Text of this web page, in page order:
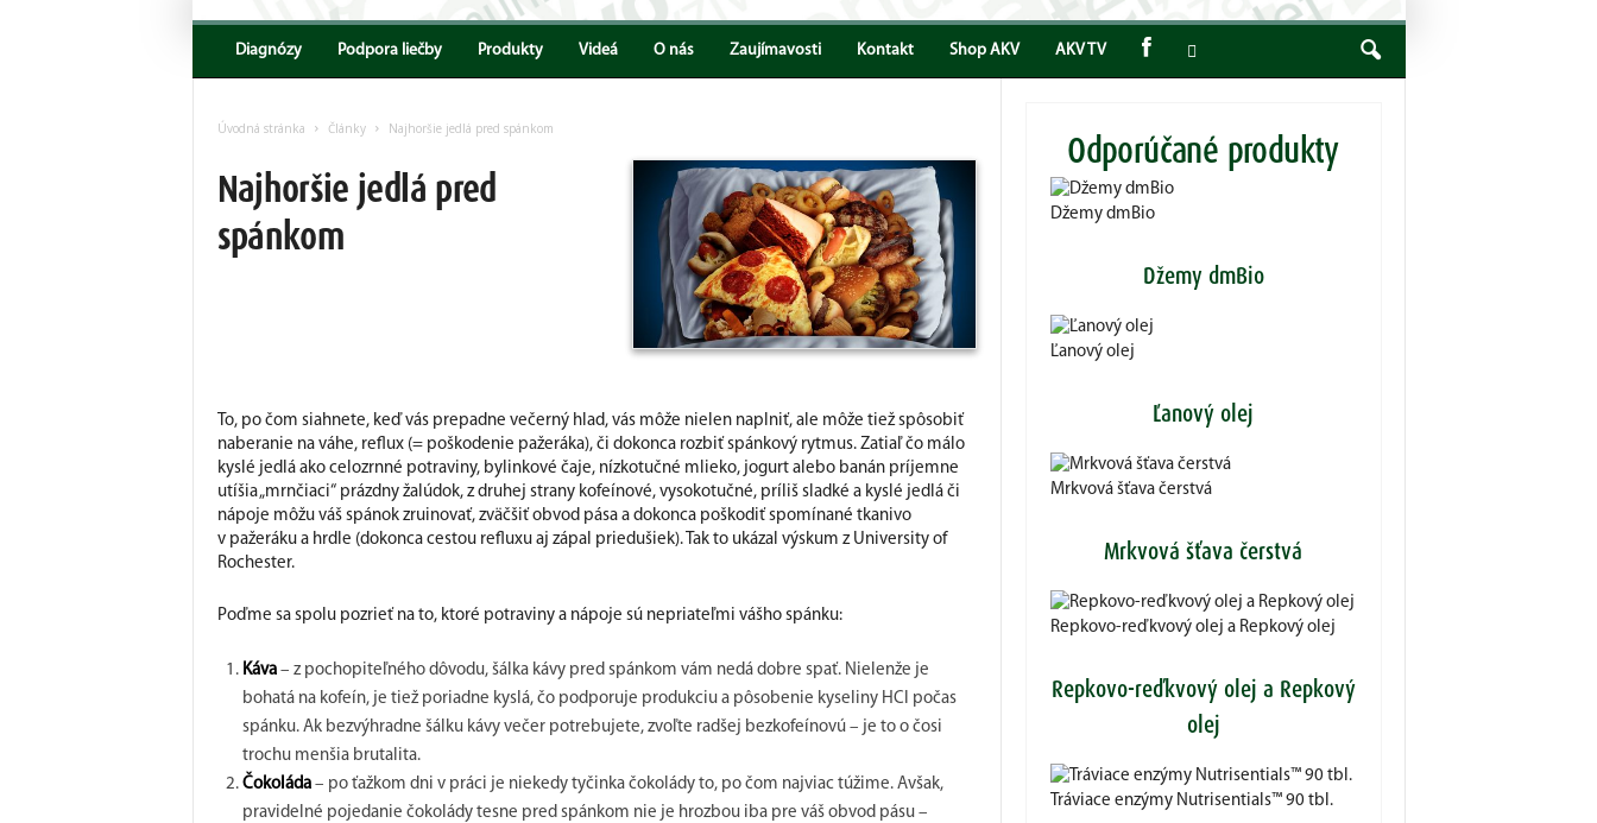
Encyklopedia
Diagnózy Podpora liečby Produkty Videá O nás Zaujímavosti Kontakt Shop AKV AKV TV
Úvodná stránka Články Najhoršie jedlá pred spánkom
Najhoršie jedlá pred
spánkom
To, po čom siahnete, keď vás prepadne večerný hlad, vás môže nielen naplniť, ale môže tiež spôsobiť
naberanie na váhe, reflux (= poškodenie pažeráka), či dokonca rozbiť spánkový rytmus. Zatiaľ čo málo
kyslé jedlá ako celozrnné potraviny, bylinkové čaje, nízkotučné mlieko, jogurt alebo banán príjemne
utíšia „mrnčiaci“ prázdny žalúdok, z druhej strany kofeínové, vysokotučné, príliš sladké a kyslé jedlá či
nápoje môžu váš spánok zruinovať, zväčšiť obvod pása a dokonca poškodiť spomínané tkanivo
v pažeráku a hrdle (dokonca cestou refluxu aj zápal priedušiek). Tak to ukázal výskum z University of
Rochester.
Poďme sa spolu pozrieť na to, ktoré potraviny a nápoje sú nepriateľmi vášho spánku:
Káva– z pochopiteľného dôvodu, šálka kávy pred spánkom vám nedá dobre spať. Nielenže je
bohatá na kofeín, je tiež poriadne kyslá, čo podporuje produkciu a pôsobenie kyseliny HCl počas
spánku. Ak bezvýhradne šálku kávy večer potrebujete, zvoľte radšej bezkofeínovú – je to o čosi
trochu menšia brutalita.
Čokoláda – po ťažkom dni v práci je niekedy tyčinka čokolády to, po čom najviac túžime. Avšak,
pravidelné pojedanie čokolády tesne pred spánkom nie je hrozbou iba pre váš obvod pásu –
Odporúčané produkty
Džemy dmBio
Džemy dmBio
Ľanový olej
Ľanový olej
Mrkvová šťava čerstvá
Mrkvová šťava čerstvá
Repkovo-reďkvový olej a Repkový olej
Repkovo-reďkvový olej a Repkový
olej
Tráviace enzýmy Nutrisentials™ 90 tbl.